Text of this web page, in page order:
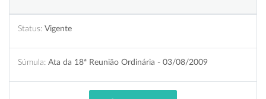
Status: Vigente
Súmula: Ata da 18ª Reunião Ordinária - 03/08/2009